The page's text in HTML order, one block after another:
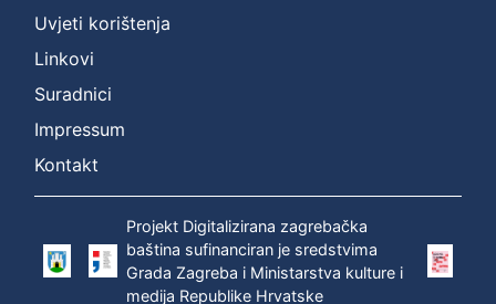
Uvjeti korištenja
Linkovi
Suradnici
Impressum
Kontakt
Projekt Digitalizirana zagrebačka
baština sufinanciran je sredstvima
Grada Zagreba i Ministarstva kulture i
medija Republike Hrvatske